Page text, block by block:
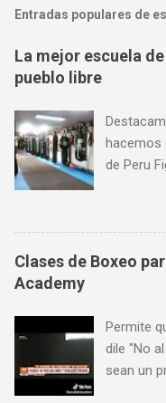
Entradas populares de
La mejor escuela
pueblo libre
hacemos
de Peru
lugar
Pueblo
a su
Marina
a
8 pm y
informes:
Clases de Boxeo
Academy
Permite
dile "No
sean un